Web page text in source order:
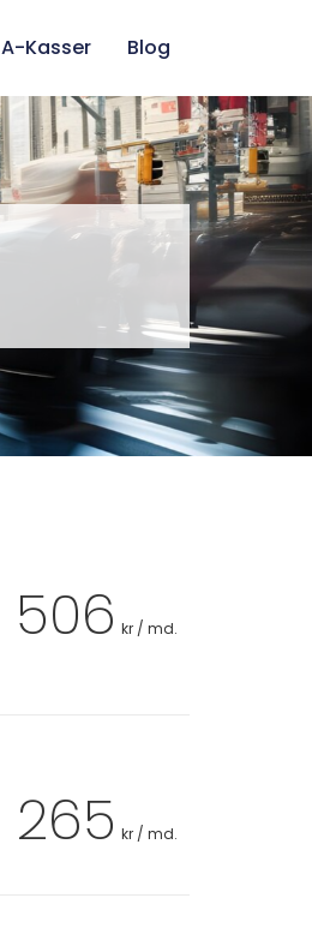
A-Kasser Blog
506 kr / md.
265 kr / md.